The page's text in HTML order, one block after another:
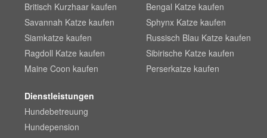
Britisch Kurzhaar kaufen
Savannah Katze kaufen
Siamkatze kaufen
Ragdoll Katze kaufen
Maine Coon kaufen
Bengal Katze kaufen
Sphynx Katze kaufen
Russisch Blau Katze kaufen
Sibirische Katze kaufen
Perserkatze kaufen
Dienstleistungen
Hundebetreuung
Hundepension